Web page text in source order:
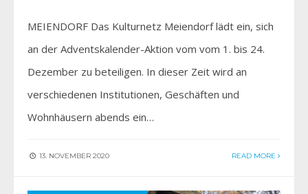
MEIENDORF Das Kulturnetz Meiendorf lädt ein, sich
an der Adventskalender-Aktion vom vom 1. bis 24.
Dezember zu beteiligen. In dieser Zeit wird an
verschiedenen Institutionen, Geschäften und
Wohnhäusern abends ein…
13. NOVEMBER 2020 READ MORE